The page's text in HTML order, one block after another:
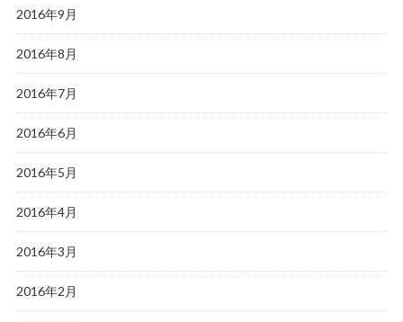
2016年9月
2016年8月
2016年7月
2016年6月
2016年5月
2016年4月
2016年3月
2016年2月